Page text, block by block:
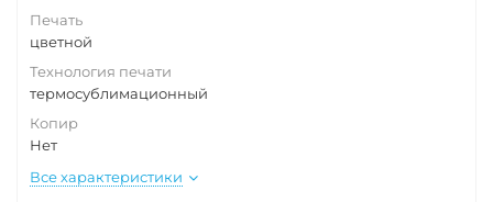
Печать
цветной
Технология печати
термосублимационный
Копир
Нет
Все характеристики